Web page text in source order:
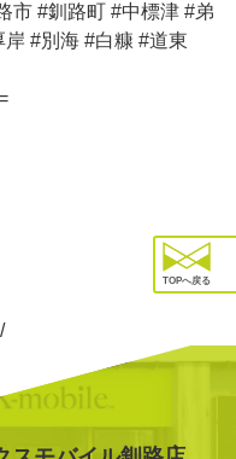
市 #釧路町 #中標津 #弟
#別海 #白糠 #道東
TOPへ戻る